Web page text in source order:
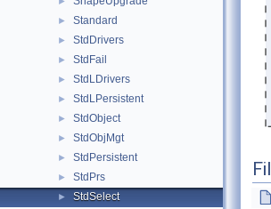
► Standard
► StdDrivers
► StdFail
► StdLDrivers
► StdLPersistent
► StdObject
► StdObjMgt
► StdPersistent
► StdPrs
► StdSelect